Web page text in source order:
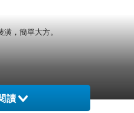
潢，簡單大方。
座位，還有一個投影機，如果是要
讀